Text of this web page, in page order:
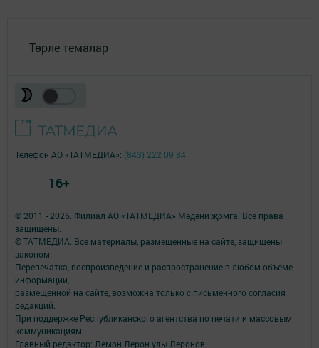
Төрле темалар
© 2011 - 2026. Филиал АО «ТАТМЕДИА» Мәдәни җомга. Все права
защищены.
© ТАТМЕДИА. Все материалы, размещенные на сайте, защищены
законом.
Перепечатка, воспроизведение и распространение в любом объеме
информации,
размещенной на сайте, возможна только с письменного согласия
редакций.
При поддержке Республиканского агентства по печати и массовым
коммуникациям.
Главный редактор: Лемон Лерон улы Леронов
Телефон АО «ТАТМЕДИА»: (843) 222 09 84
16+